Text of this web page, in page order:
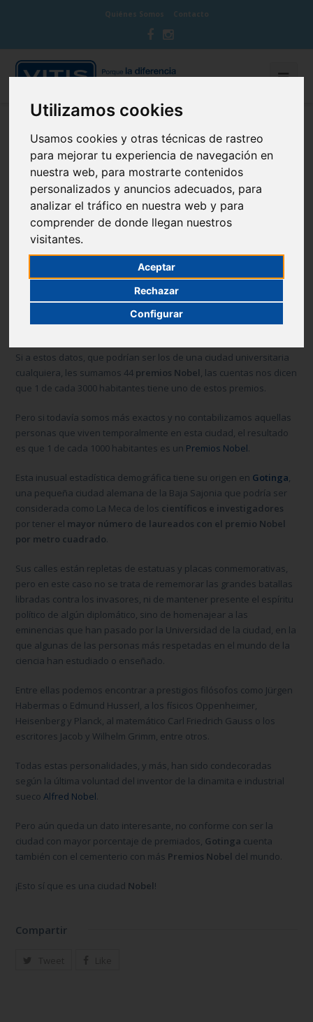
Utilizamos cookies
Usamos cookies y otras técnicas de rastreo
para mejorar tu experiencia de navegación en
nuestra web, para mostrarte contenidos
personalizados y anuncios adecuados, para
analizar el tráfico en nuestra web y para
comprender de donde llegan nuestros
visitantes.
Aceptar
Rechazar
Configurar
Quiénes Somos Contacto
BLOG CUIDA TU BOCA
Gotinga: el epicentro de los Nobel
120.000 habitantes, 24.000 estudiantes universitarios y 13
facultades.
Si a estos datos, que podrían ser los de una ciudad universitaria
cualquiera, les sumamos 44 premios Nobel, las cuentas nos dicen
que 1 de cada 3000 habitantes tiene uno de estos premios.
Pero si todavía somos más exactos y no contabilizamos aquellas
personas que viven temporalmente en esta ciudad, el resultado
es que 1 de cada 1000 habitantes es un Premios Nobel.
Esta inusual estadística demográfica tiene su origen en Gotinga,
una pequeña ciudad alemana de la Baja Sajonia que podría ser
considerada como La Meca de los científicos e investigadores
por tener el mayor número de laureados con el premio Nobel
por metro cuadrado.
Sus calles están repletas de estatuas y placas conmemorativas,
pero en este caso no se trata de rememorar las grandes batallas
libradas contra los invasores, ni de mantener presente el espíritu
político de algún diplomático, sino de homenajear a las
eminencias que han pasado por la Universidad de la ciudad, en la
que algunas de las personas más respetadas en el mundo de la
ciencia han estudiado o enseñado.
Entre ellas podemos encontrar a prestigios filósofos como Jürgen
Habermas o Edmund Husserl, a los físicos Oppenheimer,
Heisenberg y Planck, al matemático Carl Friedrich Gauss o los
escritores Jacob y Wilhelm Grimm, entre otros.
Todas estas personalidades, y más, han sido condecoradas
según la última voluntad del inventor de la dinamita e industrial
suecoAlfred Nobel.
Pero aún queda un dato interesante, no conforme con ser la
ciudad con mayor porcentaje de premiados, Gotinga cuenta
también con el cementerio con más Premios Nobel del mundo.
¡Esto sí que es una ciudad Nobel!
Compartir